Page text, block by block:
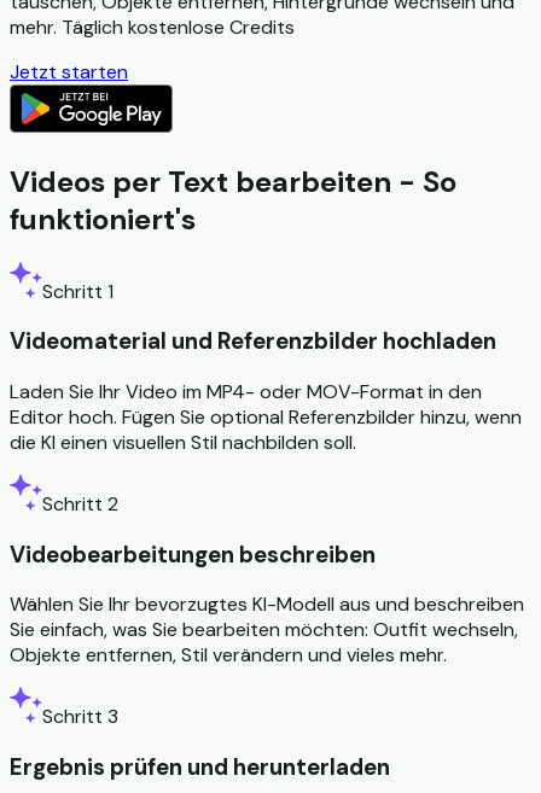
mehr. Täglich kostenlose Credits
Jetzt starten
Videos per Text bearbeiten - So
funktioniert's
Schritt 1
Videomaterial und Referenzbilder hochladen
Laden Sie Ihr Video im MP4- oder MOV-Format in den
Editor hoch. Fügen Sie optional Referenzbilder hinzu, wenn
die KI einen visuellen Stil nachbilden soll.
Schritt 2
Videobearbeitungen beschreiben
Wählen Sie Ihr bevorzugtes KI-Modell aus und beschreiben
Sie einfach, was Sie bearbeiten möchten: Outfit wechseln,
Objekte entfernen, Stil verändern und vieles mehr.
Schritt 3
Ergebnis prüfen und herunterladen